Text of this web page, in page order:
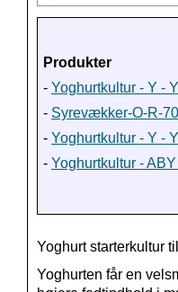
Produkter
- Yoghurtkultur - Y -
- Syrevækker-O-R-
- Yoghurtkultur - Y -
- Yoghurtkultur -
Yoghurt starterkultur
Yoghurten får en